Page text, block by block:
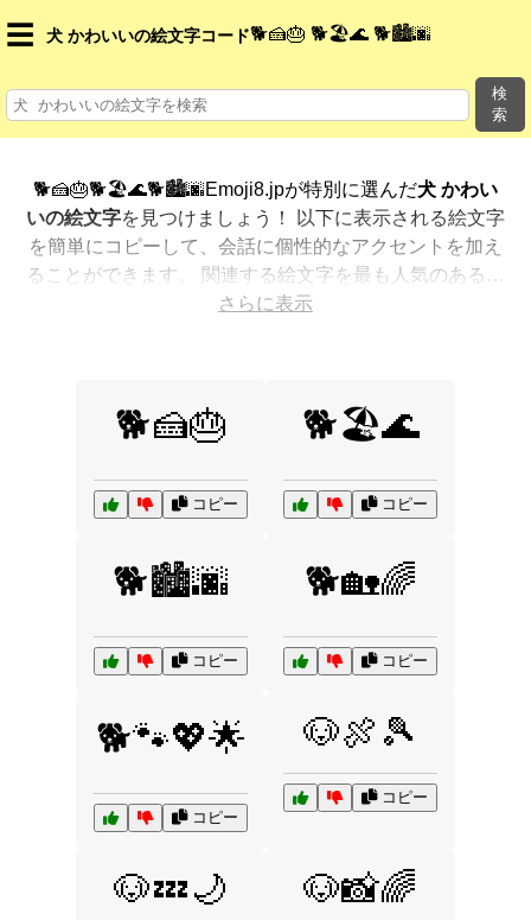
☰ 犬 かわいいの絵文字コード 🐕🍰🎂 🐕🏖️🌊 🐕🏙️🌆
検
索
🐕🍰🎂🐕🏖️🌊🐕🏙️🌆Emoji8.jpが特別に選んだ犬 かわい
いの絵文字を見つけましょう！ 以下に表示される絵文字
を簡単にコピーして、会話に個性的なアクセントを加え
ることができます。 関連する絵文字を最も人気のある順
に表示しました。さらに多くのオプションが欲しいです
さらに表示
🐕🍰🎂
コピー
🐕🏖️🌊
コピー
🐕🏙️🌆
コピー
🐕🏡🌈
コピー
🐕🐾💖🌟
コピー
🐶🍖🎾
コピー
🐶💤🌙 🐶📸🌈